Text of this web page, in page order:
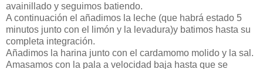
avainillado y seguimos batiendo.
A continuación el añadimos la leche (que habrá estado 5
minutos junto con el limón y la levadura)y batimos hasta su
completa integración.
Añadimos la harina junto con el cardamomo molido y la sal.
Amasamos con la pala a velocidad baja hasta que se